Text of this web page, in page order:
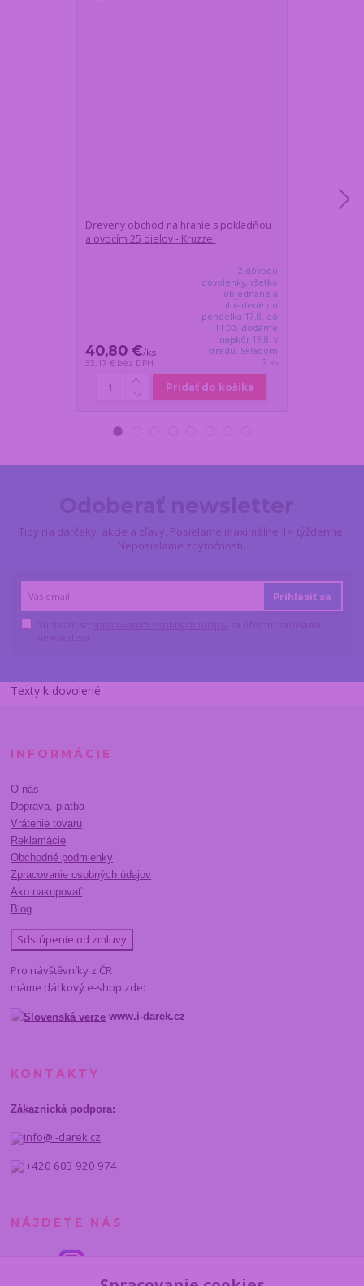
Drevený obchod na hranie s pokladňou
a ovocím 25 dielov - Kruzzel
40,80 €/ks
33,17 € bez DPH
Z dôvodu
dovolenky, všetko
objednané a
uhradené do
pondelka 17.8. do
11:00, dodáme
najskôr 19.8. v
stredu. Skladom
2 ks
Pridať do košíka
Tipy na darčeky, akcie a zľavy. Posielame maximálne 1× týždenne.
Neposielame zbytočnosti.
Prihlásiť sa
Texty k dovolené
INFORMÁCIE
O nás
Doprava, platba
Vrátenie tovaru
Reklamácie
Obchodné podmienky
Zpracovanie osobných údajov
Ako nakupovať
Blog
Sdstúpenie od zmluvy
Pro návštěvníky z ČR
máme dárkový e-shop zde:
www.i-darek.cz
KONTAKTY
Zákaznická podpora:
info@i-darek.cz
+420 603 920 974
NÁJDETE NÁS